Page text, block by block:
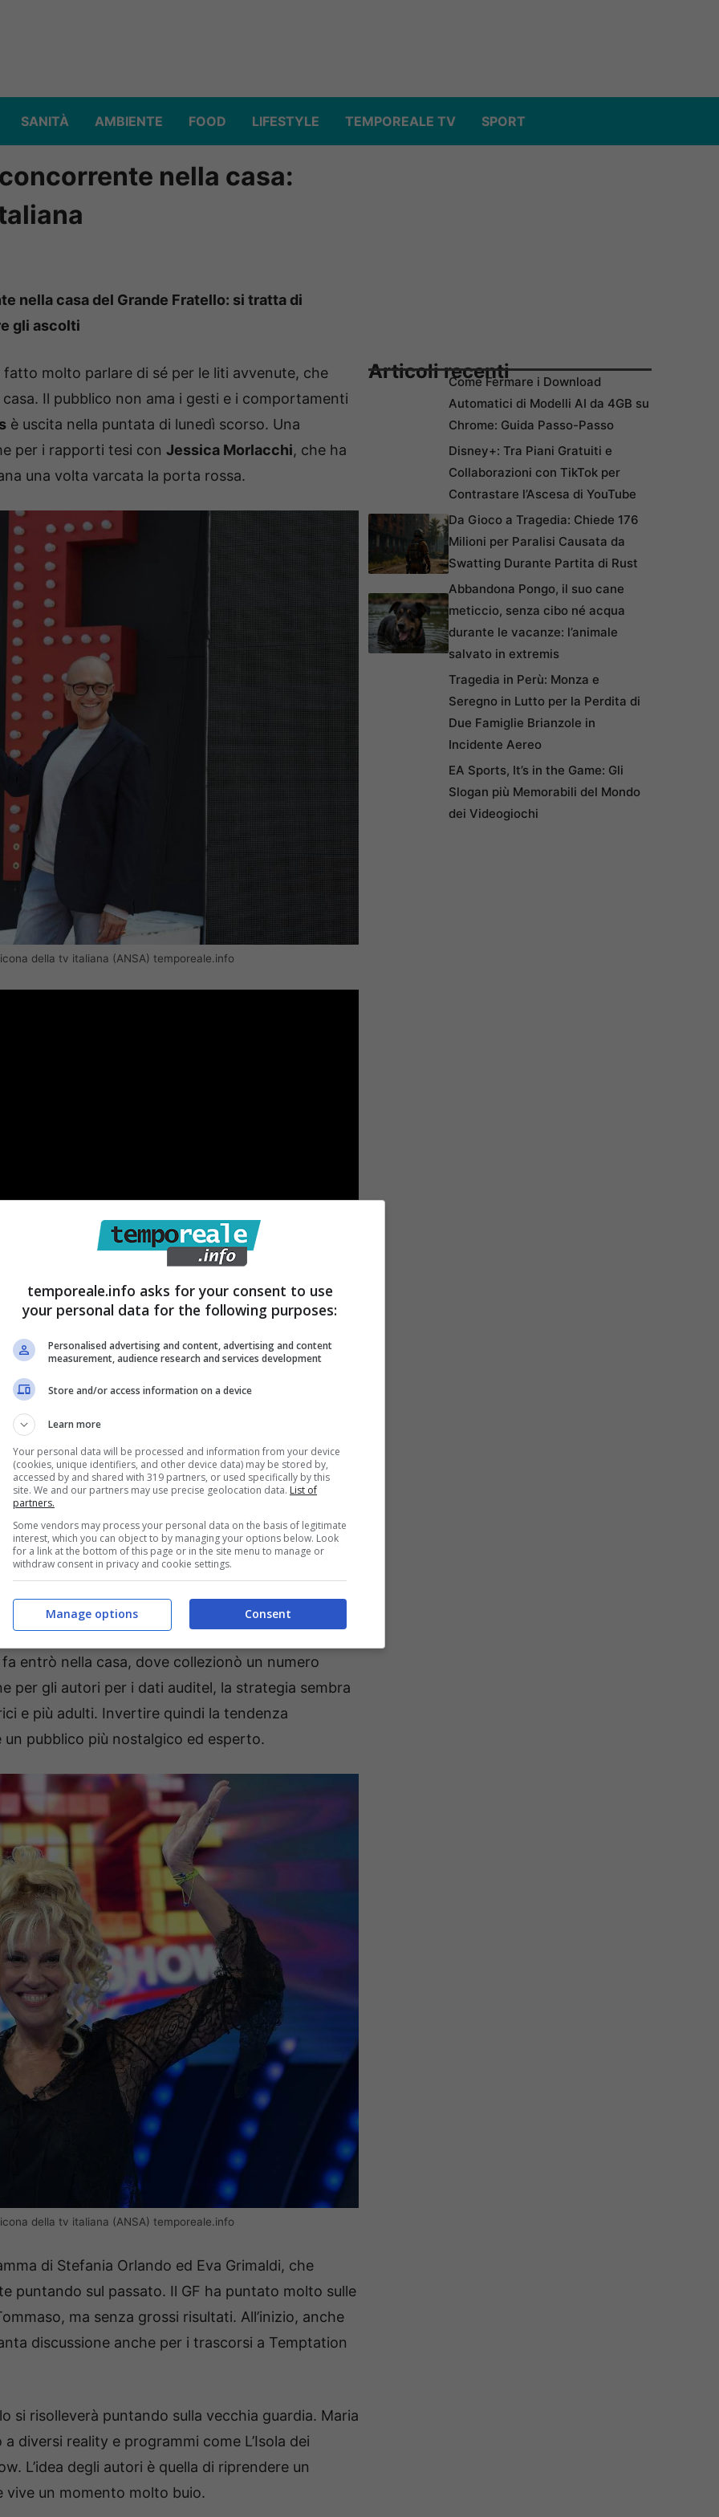
SANITÀ AMBIENTE FOOD LIFESTYLE TEMPOREALE TV SPORT
nella casa:
nella casa del Grande Fratello: si tratta di
gli ascolti
molto parlare di sé per le liti avvenute, che
Il pubblico non ama i gesti e i comportamenti
è uscita nella puntata di lunedì scorso. Una
per i rapporti tesi con Jessica Morlacchi, che ha
una volta varcata la porta rossa.
della tv italiana (ANSA) temporeale.info
Grande Fratello. Questa edizione non sta
nuove strade per cambiare direzione e
E dunque, l’ultima trovata degli autori è
una nuova concorrente, che tra l’altro ha già
diMaria Teresa Ruta, un volto storico della tv
il ruolo di valletta, conduttrice e attrice.
Maria Teresa Ruta per
Fratello il prossimo giovedì 23 gennaio, come
entrò nella casa, dove collezionò un numero
per gli autori per i dati auditel, la strategia sembra
e più adulti. Invertire quindi la tendenza
pubblico più nostalgico ed esperto.
della tv italiana (ANSA) temporeale.info
di Stefania Orlando ed Eva Grimaldi, che
puntando sul passato. Il GF ha puntato molto sulle
ma senza grossi risultati. All’inizio, anche
discussione anche per i trascorsi a Temptation
si risolleverà puntando sulla vecchia guardia. Maria
diversi reality e programmi come L’Isola dei
L’idea degli autori è quella di riprendere un
vive un momento molto buio.
Articoli recentiCome Fermare i Download
Automatici di Modelli AI da 4GB su
Chrome: Guida Passo-Passo
Disney+: Tra Piani Gratuiti e
Collaborazioni con TikTok per
Contrastare l’Ascesa di YouTube
Da Gioco a Tragedia: Chiede 176
Milioni per Paralisi Causata da
Swatting Durante Partita di Rust
Abbandona Pongo, il suo cane
meticcio, senza cibo né acqua
durante le vacanze: l’animale
salvato in extremis
Tragedia in Perù: Monza e
Seregno in Lutto per la Perdita di
Due Famiglie Brianzole in
Incidente Aereo
EA Sports, It’s in the Game: Gli
Slogan più Memorabili del Mondo
dei Videogiochi
temporeale.info asks for your consent to use
your personal data for the following purposes:
Personalised advertising and content, advertising and content
measurement, audience research and services development
Store and/or access information on a device
Learn more
Your personal data will be processed and information from your device
(cookies, unique identifiers, and other device data) may be stored by,
accessed by and shared with 319 partners, or used specifically by this
site. We and our partners may use precise geolocation data. List of
partners.
Some vendors may process your personal data on the basis of legitimate
interest, which you can object to by managing your options below. Look
for a link at the bottom of this page or in the site menu to manage or
withdraw consent in privacy and cookie settings.
Consent
Manage options